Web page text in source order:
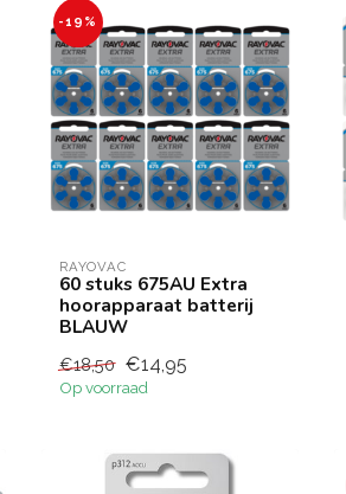
-19%
RAYOVAC
60 stuks 675AU Extra
hoorapparaat batterij
BLAUW
€18,50 €14,95
Op voorraad